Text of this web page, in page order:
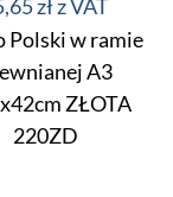
Polski w ramie
A3
ZŁOTA
220ZD
zł